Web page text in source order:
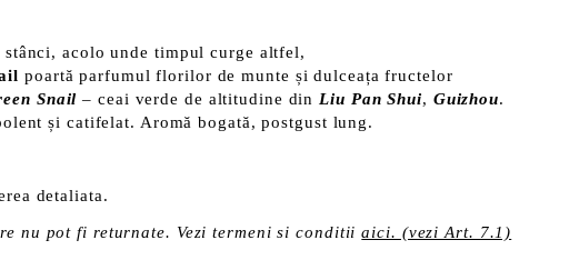
acolo unde timpul curge altfel,
poartă parfumul florilor de munte și dulceața fructelor
Snail – ceai verde de altitudine din Liu Pan Shui, Guizhou.
și catifelat. Aromă bogată, postgust lung.
detaliata.
nu pot fi returnate. Vezi termeni si conditiiaici. (vezi Art. 7.1)